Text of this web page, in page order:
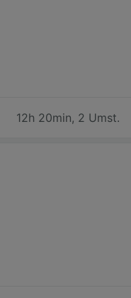
12h 20min, 2 Umst.